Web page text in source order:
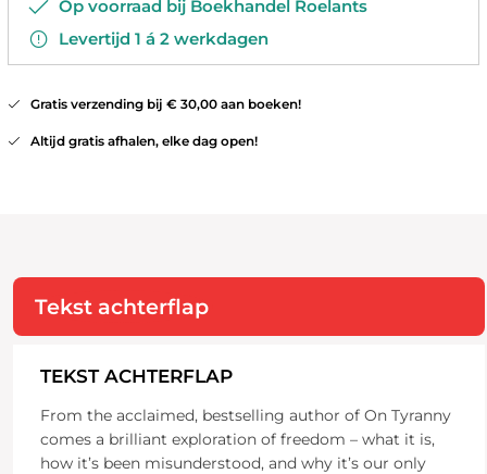
Op voorraad bij Boekhandel Roelants
Levertijd 1 á 2 werkdagen
Gratis verzending bij € 30,00 aan boeken!
Altijd gratis afhalen, elke dag open!
Tekst achterflap
TEKST ACHTERFLAP
From the acclaimed, bestselling author of On Tyranny
comes a brilliant exploration of freedom – what it is,
how it’s been misunderstood, and why it’s our only